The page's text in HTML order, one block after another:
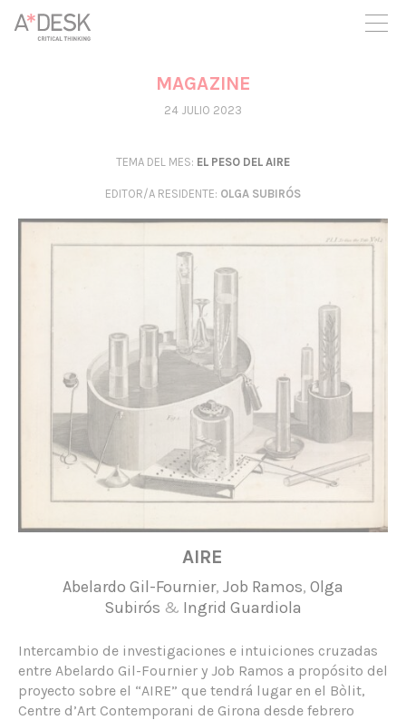
crees también en A*DESK seguimos necesitándote para poder
seguir adelante. Ahora puedes participar del proyecto y
apoyarlo.
MAGAZINE
24 JULIO 2023
TEMA DEL MES: EL PESO DEL AIRE
EDITOR/A RESIDENTE: OLGA SUBIRÓS
AIRE
Abelardo Gil-Fournier, Job Ramos, Olga
Subirós & Ingrid Guardiola
Intercambio de investigaciones e intuiciones cruzadas
entre Abelardo Gil-Fournier y Job Ramos a propósito del
proyecto sobre el “AIRE” que tendrá lugar en el Bòlit,
Centre d’Art Contemporani de Girona desde febrero